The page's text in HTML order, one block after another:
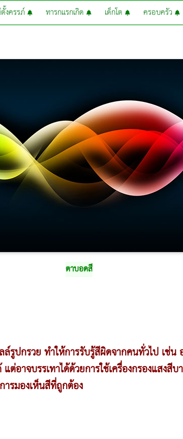
งครรภ์ ทารกแรกเกิด เด็กโต ครอบครัว
ตาบอดสี
รูปกรวย ทำให้การรับรู้สีผิดจากคนทั่วไป เช่น
ต่อาจบรรเทาได้ด้วยการใช้เครื่องกรองแสงสี
รมองเห็นสีที่ถูกต้อง